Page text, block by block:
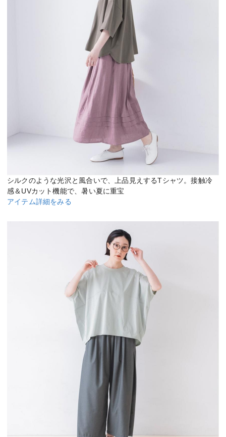
シルクのような光沢と風合いで、上品見えするTシャツ。接触冷
感＆UVカット機能で、暑い夏に重宝
アイテム詳細をみる